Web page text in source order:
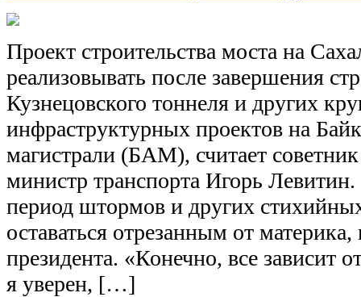
Проект строительства моста на
реализовывать после завершения
Кузнецовского тоннеля и других
инфраструктурных проектов на
магистрали (БАМ), считает
министр транспорта Игорь
период штормов и других
оставаться отрезанным от
президента. «Конечно, все зависит
я уверен, […]